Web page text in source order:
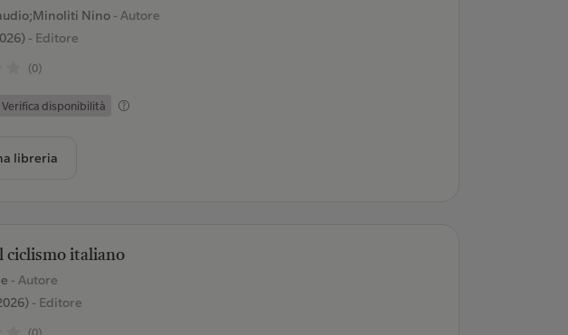
Nino - Autore
- Editore
(0)
Verifica disponibilità
libreria
ciclismo italiano
- Autore
- Editore